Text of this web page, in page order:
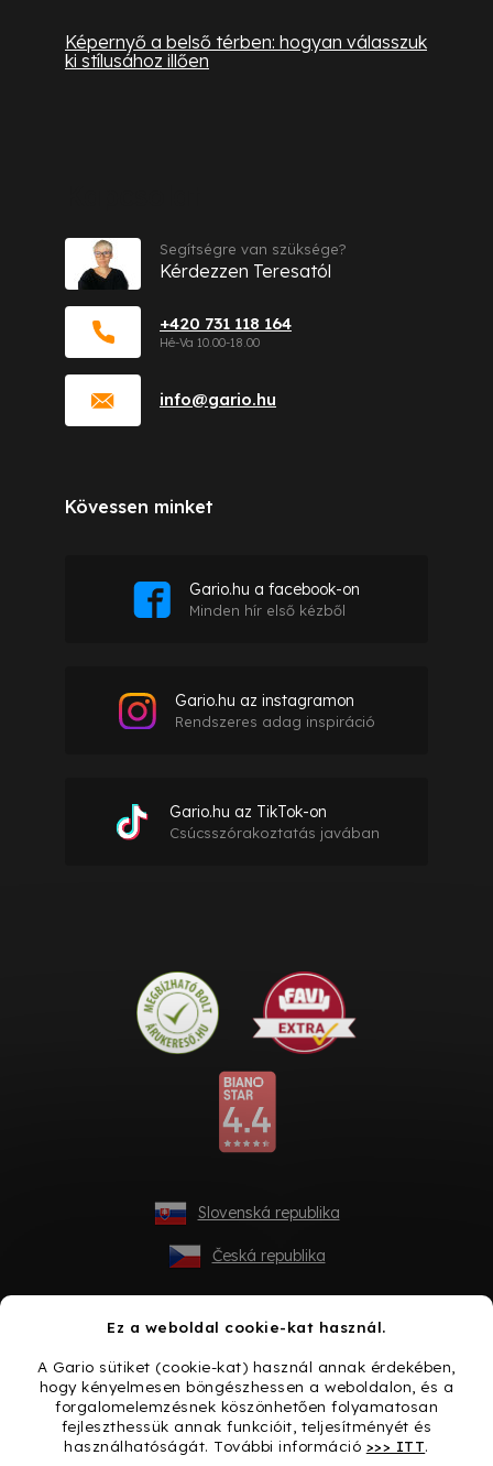
Ez a weboldal cookie-kat használ.
A Gario sütiket (cookie-kat) használ annak érdekében,
hogy kényelmesen böngészhessen a weboldalon, és a
forgalomelemzésnek köszönhetően folyamatosan
fejleszthessük annak funkcióit, teljesítményét és
használhatóságát. További információ >>> ITT.
Képernyő a belső térben: hogyan válasszuk
ki stílusához illően
info@gario.hu
+420 731 118 164
Segítségre van szüksége?
Kérdezzen Teresatól
Kövessen minket
Gario.hu a facebook-on
Minden hír első kézből
Gario.hu az instagramon
Rendszeres adag inspiráció
Gario.hu az TikTok-on
Csúcsszórakoztatás javában
Slovenská republika
Česká republika